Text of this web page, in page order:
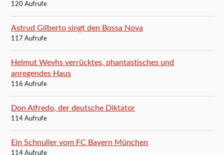
120 Aufrufe
Astrud Gilberto singt den Bossa Nova
117 Aufrufe
Helmut Weyhs verrücktes, phantastisches und
anregendes Haus
116 Aufrufe
Don Alfredo, der deutsche Diktator
114 Aufrufe
Ein Schnuller vom FC Bayern München
114 Aufrufe